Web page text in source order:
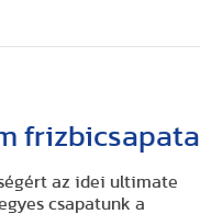
frizbicsapata
az idei ultimate
csapatunk a